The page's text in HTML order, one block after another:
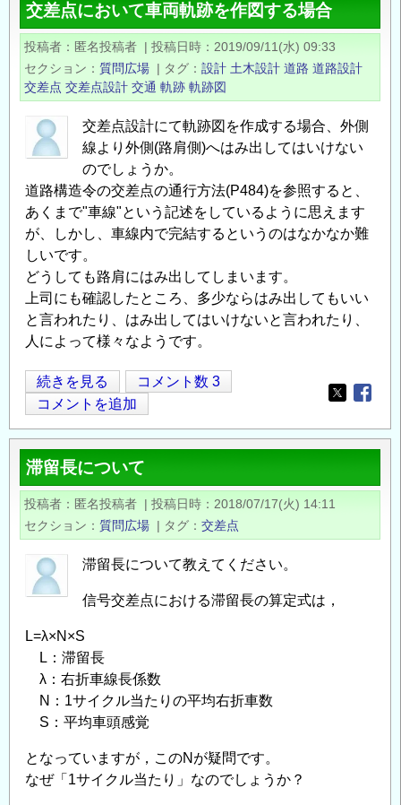
フ
ト
影
響
の
交差点において車両軌跡を作図する場合
投稿者 匿名投稿者 | 投稿日時
2019/09/11(水) 09:33
セクション
質問広場 | タグ 設計 土木設計 道路 道路設計
交差点 交差点設計 交通 軌跡 軌跡図
交差点設計にて軌跡図を作成する場合、外側
線より外側(路肩側)へはみ出してはいけない
のでしょうか。
道路構造令の交差点の通行方法(P484)を参照すると、
あくまで"車線"という記述をしているように思えます
が、しかし、車線内で完結するというのはなかなか難
しいです。
どうしても路肩にはみ出してしまいます。
上司にも確認したところ、多少ならはみ出してもいい
と言われたり、はみ出してはいけないと言われたり、
人によって様々なようです。
交
差
点
に
お
い
車
両
軌
を
作
図
す
る
合
の
続きを見る
コメント数 3
コメントを追加
Opens in
滞留長について
投稿者 匿名投稿者 | 投稿日時
2018/07/17(火) 14:11
セクション
質問広場 | タグ 交差点
滞留長について教えてください。
信号交差点における滞留長の算定式は，
L=λ×N×S
L：滞留長
λ：右折車線長係数
N：1サイクル当たりの平均右折車数
S：平均車頭感覚
となっていますが，このNが疑問です。
なぜ「1サイクル当たり」なのでしょうか？